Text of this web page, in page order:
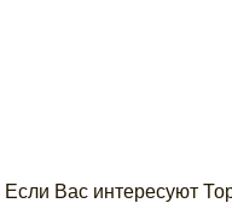
Если Вас интересуют